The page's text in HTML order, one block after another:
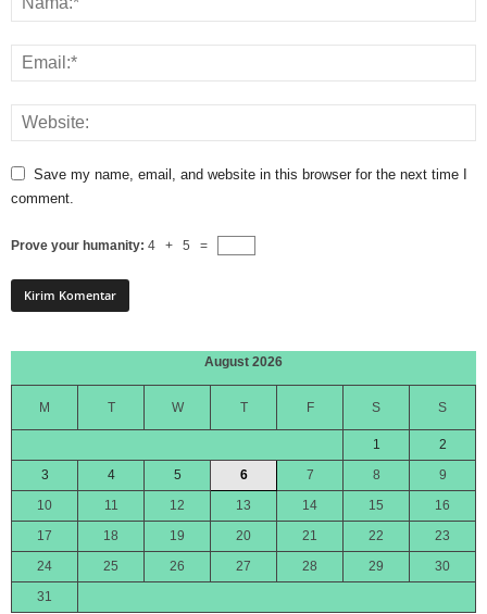
Save my name, email, and website in this browser for the next time I
comment.
Prove your humanity: 4 + 5 =
August 2026
M T W T F S S
1
2
3
4 5 6 7 8
9
10
11 12 13 14 15
16
17
18 19 20 21 22
23
24
25 26 27 28 29
30
31